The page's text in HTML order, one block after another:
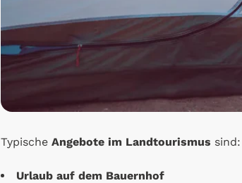
Typische Angebote im Landtourismus sind:
Urlaub auf dem Bauernhof